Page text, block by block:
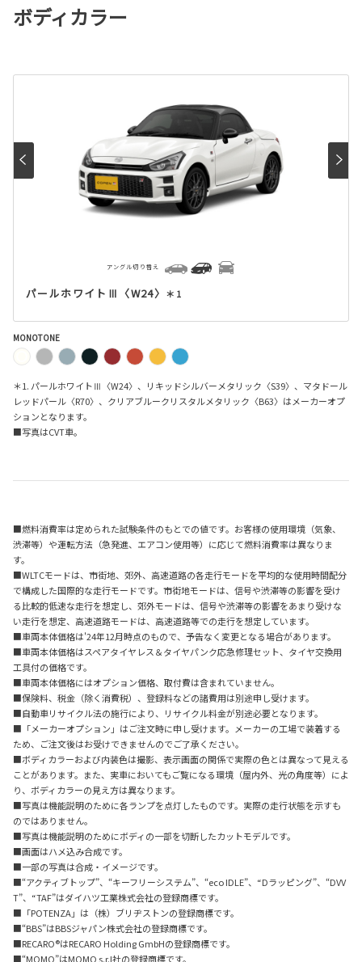
ボディカラー
パールホワイトⅢ〈W24〉 ＊1
アングル切り替え
MONOTONE
＊1. パールホワイトⅢ〈W24〉、リキッドシルバーメタリック〈S39〉、マタドール
レッドパール〈R70〉、クリアブルークリスタルメタリック〈B63〉はメーカーオプ
ションとなります。
■写真はCVT車。
■燃料消費率は定められた試験条件のもとでの値です。お客様の使用環境（気象、
渋滞等）や運転方法（急発進、エアコン使用等）に応じて燃料消費率は異なりま
す。
■WLTCモードは、市街地、郊外、高速道路の各走行モードを平均的な使用時間配分
で構成した国際的な走行モードです。市街地モードは、信号や渋滞等の影響を受け
る比較的低速な走行を想定し、郊外モードは、信号や渋滞等の影響をあまり受けな
い走行を想定、高速道路モードは、高速道路等での走行を想定しています。
■車両本体価格は'24年12月時点のもので、予告なく変更となる場合があります。
■車両本体価格はスペアタイヤレス＆タイヤパンク応急修理セット、タイヤ交換用
工具付の価格です。
■車両本体価格にはオプション価格、取付費は含まれていません。
■保険料、税金（除く消費税）、登録料などの諸費用は別途申し受けます。
■自動車リサイクル法の施行により、リサイクル料金が別途必要となります。
■「メーカーオプション」はご注文時に申し受けます。メーカーの工場で装着する
ため、ご注文後はお受けできませんのでご了承ください。
■ボディカラーおよび内装色は撮影、表示画面の関係で実際の色とは異なって見える
ことがあります。また、実車においてもご覧になる環境（屋内外、光の角度等）によ
り、ボディカラーの見え方は異なります。
■写真は機能説明のために各ランプを点灯したものです。実際の走行状態を示すも
のではありません。
■写真は機能説明のためにボディの一部を切断したカットモデルです。
■画面はハメ込み合成です。
■一部の写真は合成・イメージです。
■“アクティブトップ”、“キーフリーシステム”、“eco IDLE”、“Dラッピング”、“DVV
T”、“TAF”はダイハツ工業株式会社の登録商標です。
■「POTENZA」は（株）ブリヂストンの登録商標です。
■“BBS”はBBSジャパン株式会社の登録商標です。
■RECARO®はRECARO Holding GmbHの登録商標です。
■“MOMO”はMOMO s.r.l社の登録商標です。